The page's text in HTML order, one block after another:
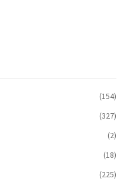
(154)
(327)
(2)
(18)
(225)